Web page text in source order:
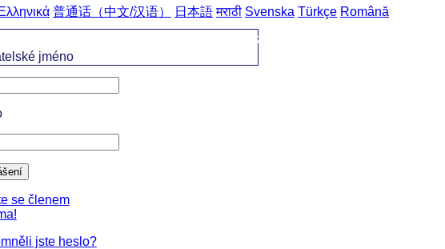
Ελληνικά 普通话（中文/汉语） 日本語 मराठी Svenska Türkçe Română
Česko-ruské fráze
jméno
se členem
jste heslo?